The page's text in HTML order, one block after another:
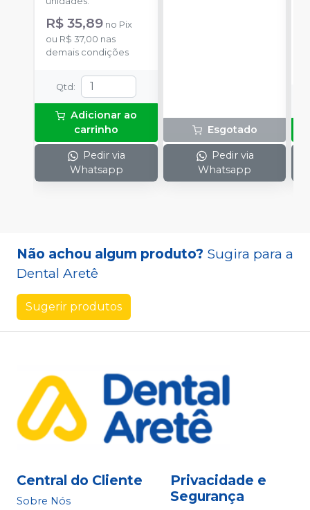
R$ 35,89 no Pix
ou R$ 37,00 nas
demais condições
Qtd:
Adicionar ao
carrinho
Pedir via
Whatsapp
Esgotado
Pedir via
Whatsapp
Não achou algum produto? Sugira para a
Dental Aretê
Sugerir produtos
Central do Cliente
Sobre Nós
Privacidade e
Segurança